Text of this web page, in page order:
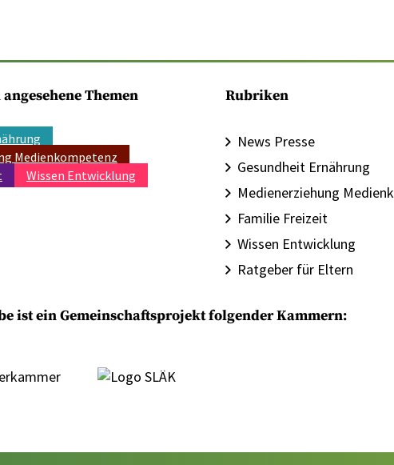
Themen
Medienkompetenz
Wissen Entwicklung
Rubriken
News Presse
Gesundheit Ernährung
Medienerziehung
Familie Freizeit
Wissen Entwicklung
Ratgeber für Eltern
ist ein Gemeinschaftsprojekt folgender Kammern: